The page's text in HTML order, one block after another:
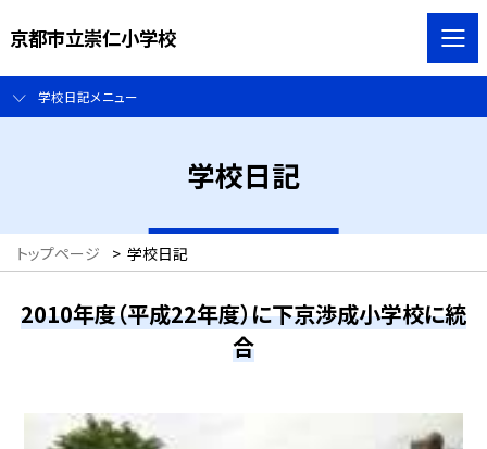
京都市立崇仁小学校
学校日記メニュー
学校日記
トップページ > 学校日記
2010年度（平成22年度）に下京渉成小学校に統
合